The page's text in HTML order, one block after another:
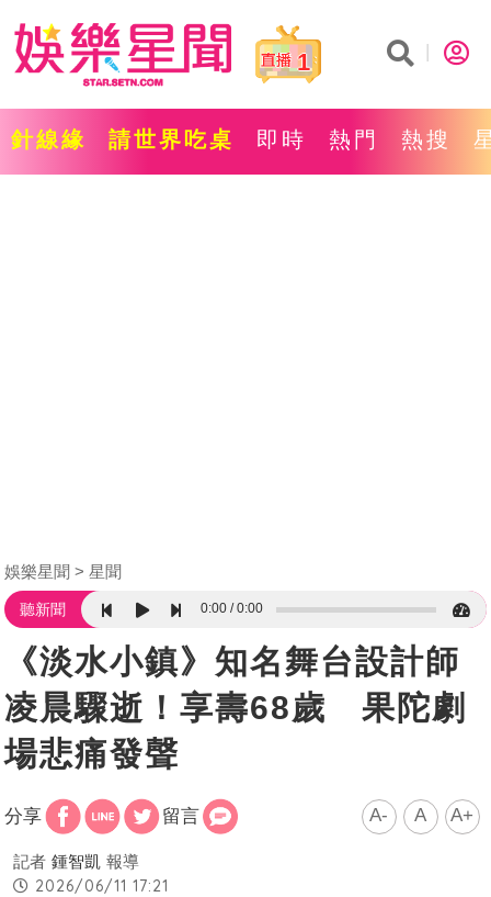
1
針線緣 請世界吃桌 即時 熱門 熱搜
娛樂星聞 星聞
聽新聞 0:00 0:00
《淡水小鎮》知名舞台設計師
凌晨驟逝！享壽68歲 果陀劇
場悲痛發聲
分享 留言 A- A A+
記者 鍾智凱 報導
2026/06/11 17:21